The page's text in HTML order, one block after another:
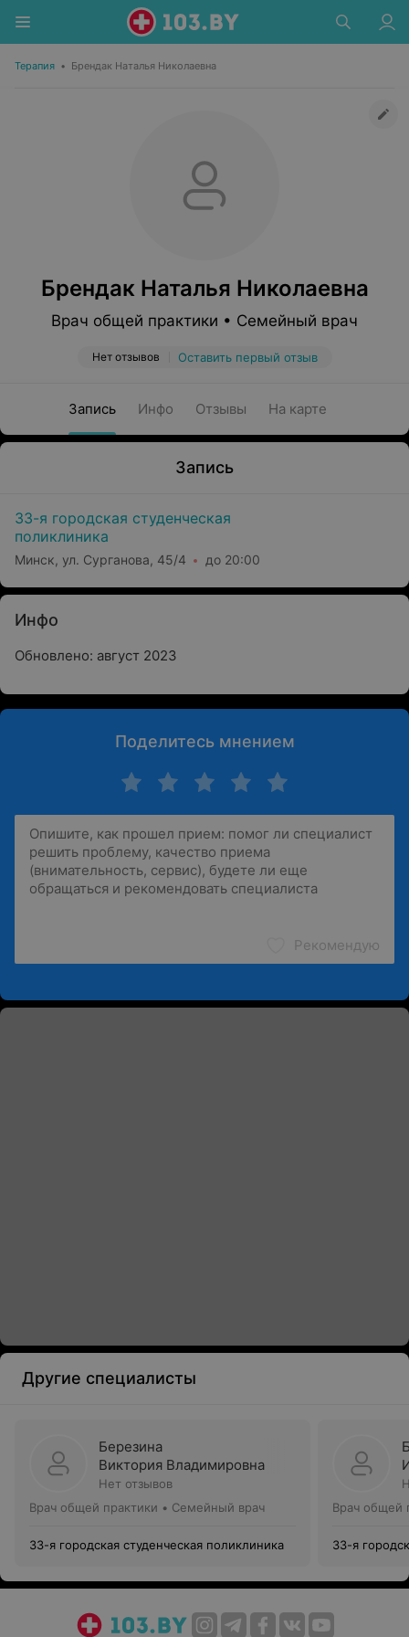
Терапия • Брендак Наталья Николаевна
Брендак Наталья Николаевна
Врач общей практики • Семейный врач
Нет отзывов Оставить первый отзыв
Запись Инфо Отзывы На карте
Запись
33-я городская студенческая
поликлиника
Минск, ул. Сурганова, 45/4 до 20:00
Инфо
Обновлено: август 2023
Поделитесь мнением
Рекомендую
Другие специалисты
Березина
Виктория Владимировна
Нет отзывов
Врач общей практики • Семейный врач
33-я городская студенческая поликлиника
Врач общей
33-я